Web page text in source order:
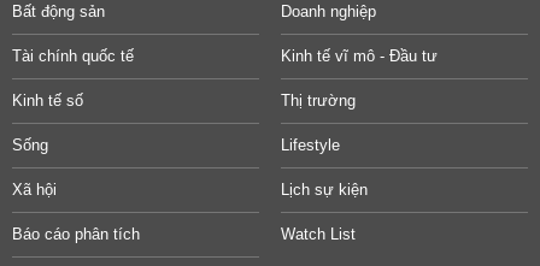
Bất động sản Doanh nghiệp
Tài chính quốc tế Kinh tế vĩ mô - Đầu tư
Kinh tế số Thị trường
Sống Lifestyle
Xã hội Lịch sự kiện
Báo cáo phân tích Watch List